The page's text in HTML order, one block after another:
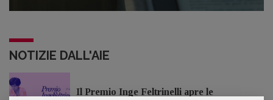
NOTIZIE DALL'AIE
Il Premio Inge Feltrinelli apre le